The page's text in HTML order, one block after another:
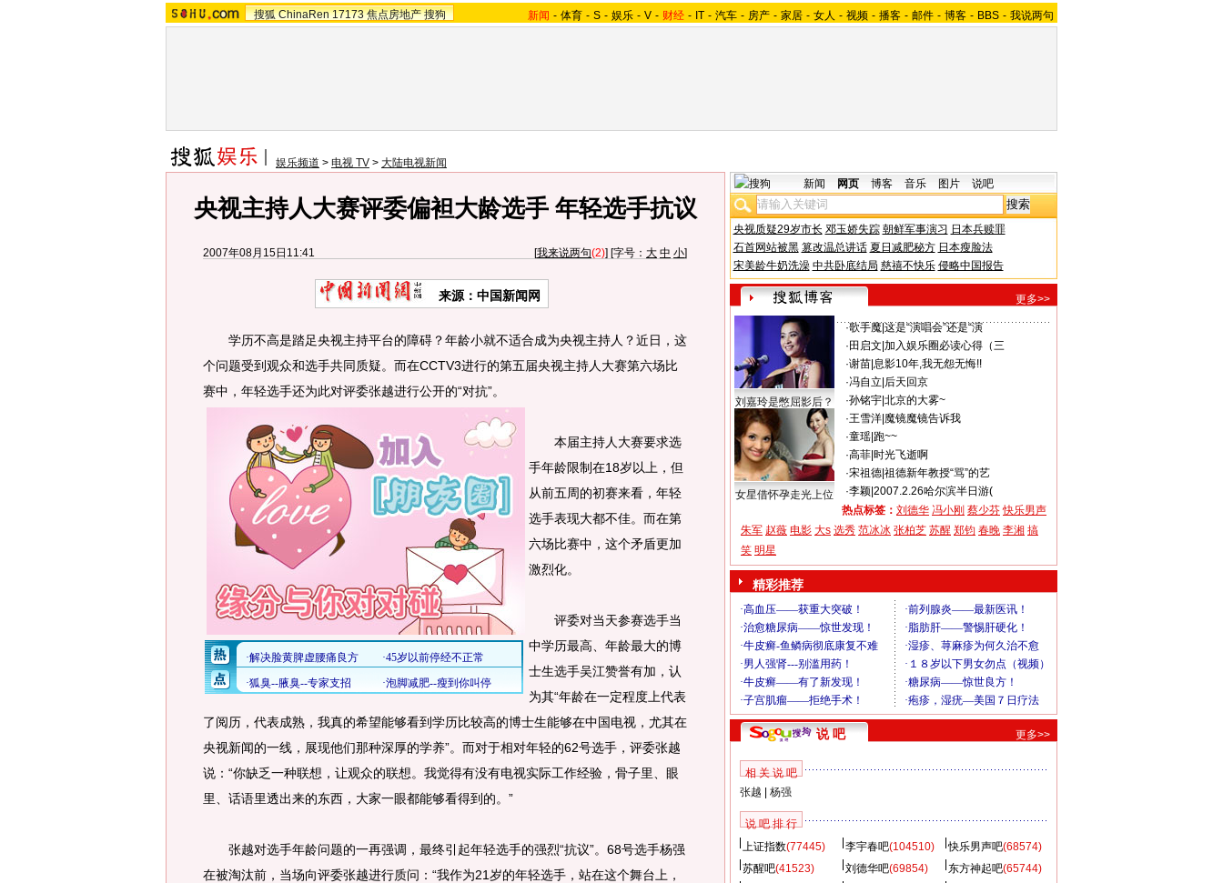
搜狐 ChinaRen 17173 焦点房地产 搜狗 新闻 - 体育 - S - 娱乐 - V - 财经 - IT - 汽车 - 房产 - 家居 - 女人 - 视频 - 播客 - 邮件 - 博客 - BBS - 我说两句
娱乐频道 > 电视 TV > 大陆电视新闻
央视主持人大赛评委偏袒大龄选手 年轻选手抗议
2007年08月15日11:41 [我来说两句(2)] [字号： 大 中 小]
来源：中国新闻网
学历不高是踏足央视主持平台的障碍？年龄小就不适合成为央视主持人？近日，这
个问题受到观众和选手共同质疑。而在CCTV3进行的第五届央视主持人大赛第六场比
赛中，年轻选手还为此对评委张越进行公开的“对抗”。
本届主持人大赛要求选
手年龄限制在18岁以上，但
从前五周的初赛来看，年轻
选手表现大都不佳。而在第
六场比赛中，这个矛盾更加
激烈化。
评委对当天参赛选手当
中学历最高、年龄最大的博
士生选手吴江赞誉有加，认
为其“年龄在一定程度上代表
了阅历，代表成熟，我真的希望能够看到学历比较高的博士生能够在中国电视，尤其在
央视新闻的一线，展现他们那种深厚的学养”。而对于相对年轻的62号选手，评委张越
说：“你缺乏一种联想，让观众的联想。我觉得有没有电视实际工作经验，骨子里、眼
里、话语里透出来的东西，大家一眼都能够看得到的。”
张越对选手年龄问题的一再强调，最终引起年轻选手的强烈“抗议”。68号选手杨强
在被淘汰前，当场向评委张越进行质问：“我作为21岁的年轻选手，站在这个舞台上，
新闻 网页 博客 音乐 图片 说吧
央视质疑29岁市长 邓玉娇失踪 朝鲜军事演习 日本兵赎罪
石首网站被黑 篡改温总讲话 夏日减肥秘方 日本瘦脸法
宋美龄牛奶洗澡 中共卧底结局 慈禧不快乐 侵略中国报告
更多>>
刘嘉玲是憋屈影后？
女星借怀孕走光上位
·歌手魔| 这是“演唱会”还是“演
· 田启文 加入娱乐圈必读心得（三
·谢苗| 息影10年,我无怨无悔!!
·冯自立 后天回京
·孙铭宇| 北京的大雾~
·王雪洋| 魔镜魔镜告诉我
·童瑶| 跑~~
·高菲| 时光飞逝啊
·宋祖德| 祖德新年教授“骂”的艺
·李颖| 2007.2.26哈尔滨半日游(
热点标签： 刘德华 冯小刚 蔡少芬 快乐男声
朱军 赵薇 电影 大s 选秀 范冰冰 张柏芝 苏醒 郑钧 春晚 李湘 搞
笑 明星
精彩推荐
说 吧 更多>>
相 关 说 吧
张越
杨强
说 吧 排 行
上证指数(77445) 李宇春吧(104510) 快乐男声吧(68574)
苏醒吧(41523) 刘德华吧(69854) 东方神起吧(65744)